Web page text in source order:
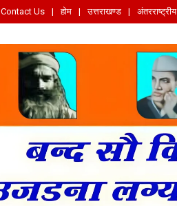
Contact Us होम उत्तराखण्ड अंतरराष्ट्रीय